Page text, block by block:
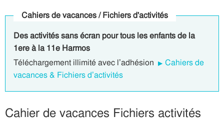
Cahiers de vacances / Fichiers d'activités
Des activités sans écran pour tous les enfants de la
1ere à la 11e Harmos
Téléchargement illimité avec l’adhésion
Cahiers de
vacances & Fichiers d’activités
Cahier de vacances Fichiers activités